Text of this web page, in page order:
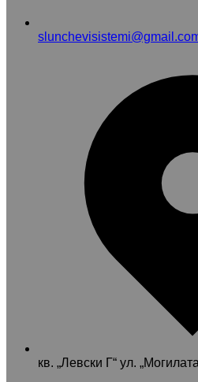
кв. „Левски Г“ ул.